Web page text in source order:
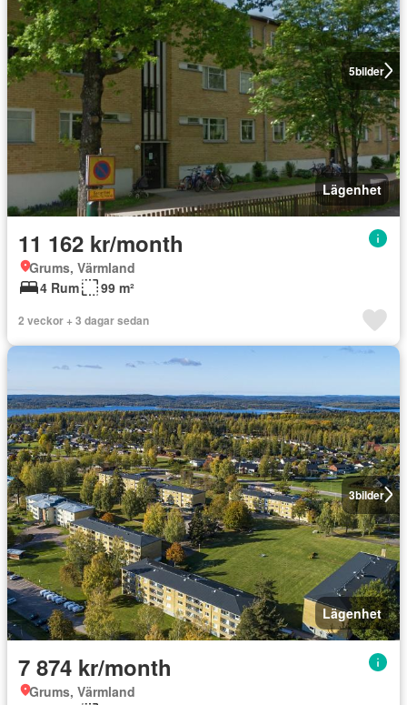
5bilder
Lägenhet
11 162 kr/month
Grums, Värmland
4 Rum
99 m²
2 veckor + 3 dagar sedan
3bilder
Lägenhet
7 874 kr/month
Grums, Värmland